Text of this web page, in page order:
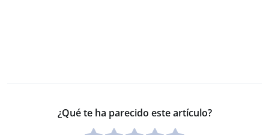
¿Qué te ha parecido este artículo?